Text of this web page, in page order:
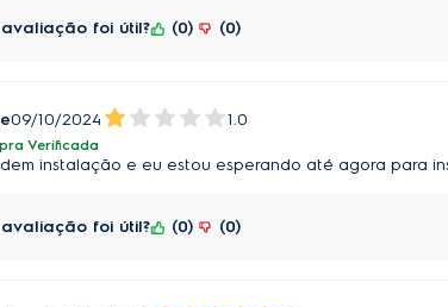
avaliação foi útil? 0 0
09/10/2024 1.0
Verificada
instalação e eu estou esperando até agora para
avaliação foi útil? 0 0